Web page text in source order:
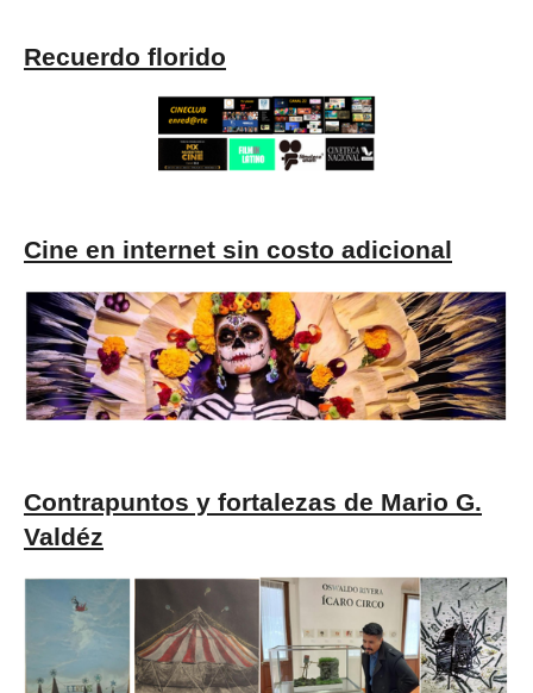
Recuerdo florido
Cine en internet sin costo adicional
Contrapuntos y fortalezas de Mario G.
Valdéz